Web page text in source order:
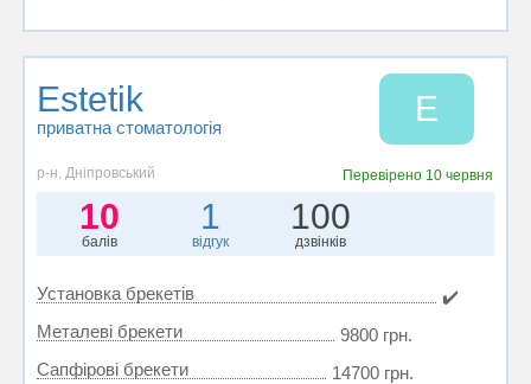
Estetik
приватна стоматологія E
р-н. Дніпровський Перевірено 10 червня
10
балів
1
відгук
100
дзвінків
Установка брекетів
✔️
Металеві брекети
9800 грн.
Сапфірові брекети
14700 грн.